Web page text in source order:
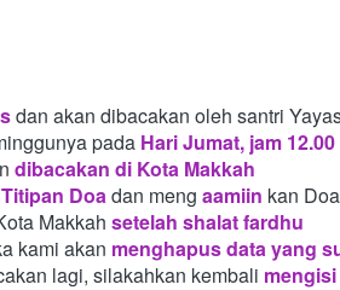
dan akan dibacakan oleh santri
pada Hari Jumat, jam 12.00
dibacakan di Kota Makkah
Titipan Doadan meng aamiin kan
Makkah setelah shalat fardhu
kami akan menghapus data yang
lagi, silakahkan kembali